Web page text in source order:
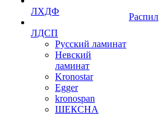
ЛХДФ
ЛДСП
Русский ламинат
Невский
ламинат
Kronostar
Egger
kronospan
ШЕКСНА
Распил